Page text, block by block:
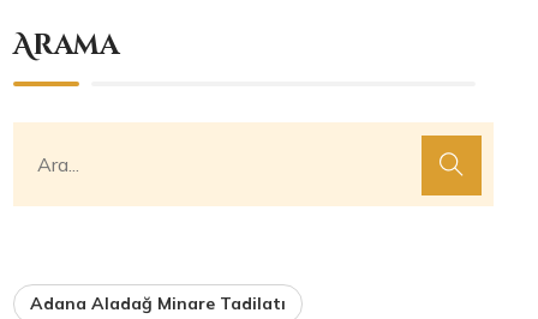
Arama
Adana Aladağ Minare Tadilatı